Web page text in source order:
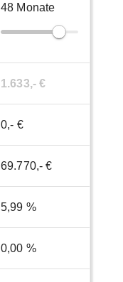
48 Monate
1.633,- €
0,- €
69.770,- €
5,99 %
0,00 %